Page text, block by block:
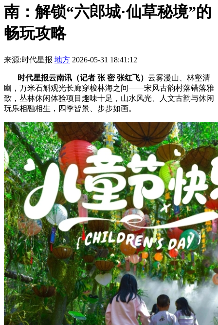
南：解锁“六郎城·仙草秘境”的
畅玩攻略
来源:时代星报 地方 2026-05-31 18:41:12
时代星报云南讯（记者 张 密 张红飞） 云雾漫山、林壑清
幽，万米石斛观光长廊穿梭林海之间——宋风古韵村落错落雅
致，丛林休闲体验项目趣味十足，山水风光、人文古韵与休闲
玩乐相融相生，四季皆景、步步如画。